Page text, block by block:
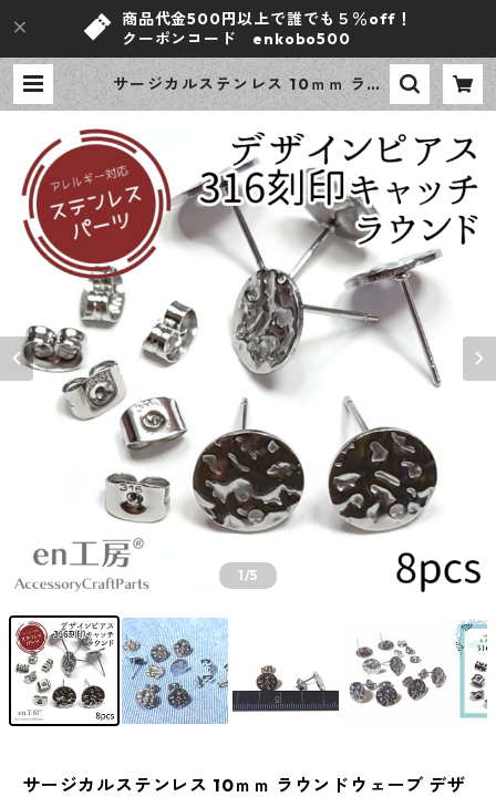
商品代金500円以上で誰でも５％off！
クーポンコード enkobo500
サージカルステンレス 10ｍｍ ラウ
ンドウェーブ デザイン ポストピア
チセット アレルギー対応 ピアス ハ
ンドメイド資材 【en工房】 | ｅｎ
工房
1/5
サージカルステンレス 10ｍｍ ラウンドウェーブ デザ